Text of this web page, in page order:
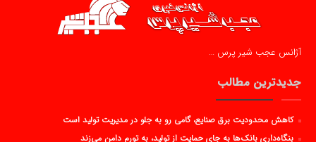
آژانس عجب شیر پرس …
جدیدترین مطالب
کاهش محدودیت برق صنایع، گامی رو به جلو در مدیریت تولید است
بنگاه‌داری بانک‌ها به جای حمایت از تولید، به تورم دامن می‌زند